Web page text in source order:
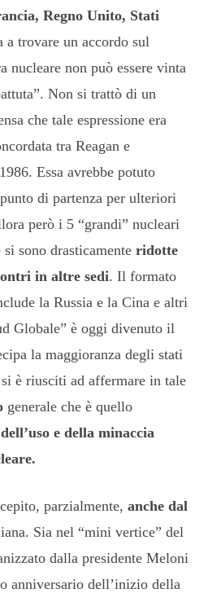
Regno Unito, Stati
a trovare un accordo sul
nucleare non può essere vinta
Non si trattò di un
che tale espressione era
tra Reagan e
Essa avrebbe potuto
di partenza per ulteriori
però i 5 “grandi” nucleari
sono drasticamente ridotte
in altre sedi. Il formato
la Russia e la Cina e altri
Globale” è oggi divenuto il
la maggioranza degli stati
è riusciti ad affermare in tale
generale che è quello
e della minaccia
parzialmente, anche dal
Sia nel “mini vertice” del
dalla presidente Meloni
anniversario dell’inizio della